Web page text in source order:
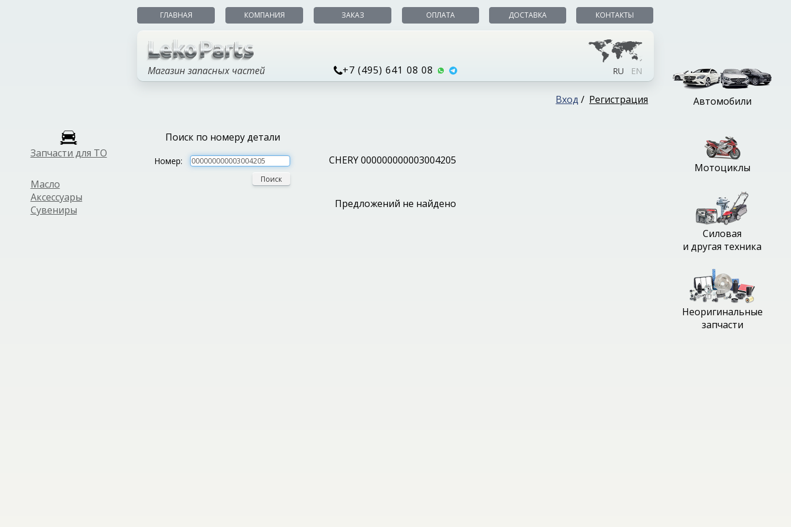
Запчасти для ТО
Масло
Аксессуары
Сувениры
ГЛАВНАЯ КОМПАНИЯ ЗАКАЗ ОПЛАТА ДОСТАВКА КОНТАКТЫ
Магазин запасных частей +7 (495) 641 08 08 RU EN
Вход / Регистрация
Поиск по номеру детали
Номер:
Поиск
CHERY 000000000003004205
Предложений не найдено
Автомобили
Мотоциклы
Силовая
и другая техника
Неоригинальные
запчасти